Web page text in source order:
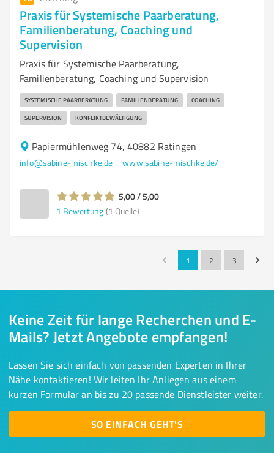
Praxis für Systemische Paarberatung,
Familienberatung, Coaching und
Supervision
Praxis für Systemische Paarberatung,
Familienberatung, Coaching und Supervision
SYSTEMISCHE PAARBERATUNG FAMILIENBERATUNG COACHING
SUPERVISION KONFLIKTBEWÄLTIGUNG
Papiermühlenweg 74, 40882 Ratingen
info@sabine-mischke.de www.sabine-mischke.de/
5,00 / 5,00
1 Bewertung (1 Quelle)
1 2 3
Keine Zeit für lange Recherchen und E-
Mails? Jetzt Angebote empfangen!
Lassen Sie sich einfach von passenden Experten in Ihrer
Nähe kontaktieren! Wir leiten Ihr Anliegen aus einem
kurzen Formular an bis zu 20 passende Dienstleister weiter.
SO EINFACH GEHT'S